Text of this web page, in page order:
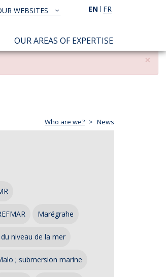
EN FR
NOS
WEBSITES
OUR AREAS OF EXPERTISE
×
Who are we? News
Marégrahe
niveau de la mer
; submersion marine